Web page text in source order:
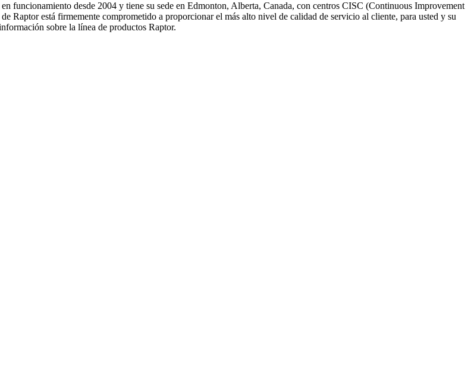
funcionamiento desde 2004 y tiene su sede en Edmonton, Alberta, Canada, con centros CISC (Continuous Improvement
Raptor está firmemente comprometido a proporcionar el más alto nivel de calidad de servicio al cliente, para usted y su
sobre la línea de productos Raptor.